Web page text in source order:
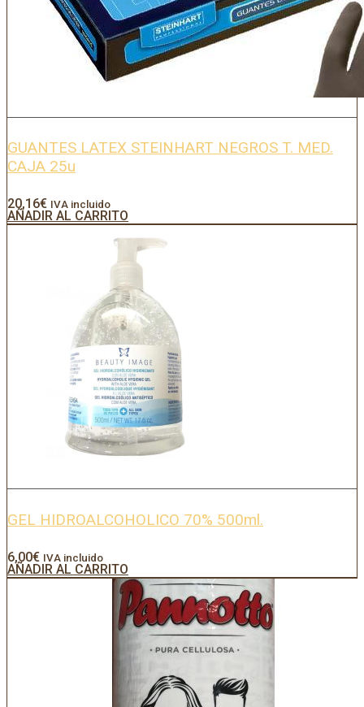
GUANTES LATEX STEINHART NEGROS T. MED.
CAJA 25u
20,16€ IVA incluido
AÑADIR AL CARRITO
GEL HIDROALCOHOLICO 70% 500ml.
6,00€ IVA incluido
AÑADIR AL CARRITO